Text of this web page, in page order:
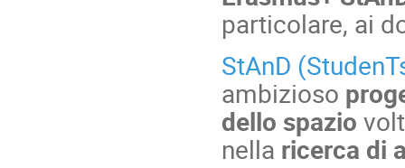
particolare, ai
StAnD
ambizioso
dello spazio
nella ricerca di